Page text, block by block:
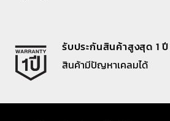
รับประกันสินค้าสูงสุด 1 ปี
สินค้ามีปัญหาเคลมได้